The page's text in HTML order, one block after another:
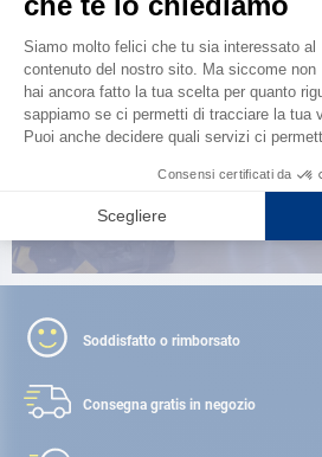
VICINO A TE
150 negozi nel mondo,
la forza di una rete
TROVA UN NEGOZIO
Soddisfatto o rimborsato
Consegna gratis in negozio